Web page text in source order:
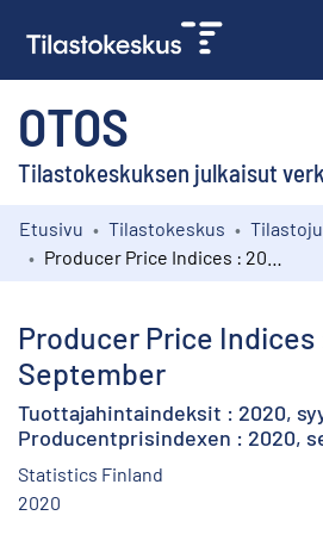
OTOS
Tilastokeskuksen julkaisut
Kokoelmat
Etusivu Tilastokeskus
Producer Price Indices
September
Tuottajahintaindeksit : 2020,
Producentprisindexen : 2020,
Statistics Finland
2020